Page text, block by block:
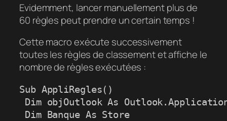
Evidemment, lancer manuellement plus de
60 règles peut prendre un certain temps !
Cette macro exécute successivement
toutes les règles de classement et affiche le
nombre de règles exécutées :
Sub AppliRegles()
Dim objOutlook As
Dim Banque As Store